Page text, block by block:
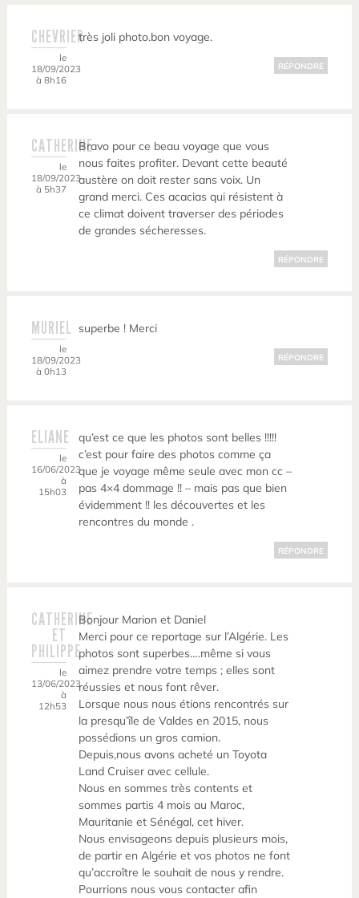
CHEVRIER
le
18/09/2023
à 8h16
très joli photo.bon voyage.
RÉPONDRE
CATHERINE
le
18/09/2023
à 5h37
Bravo pour ce beau voyage que vous
nous faites profiter. Devant cette beauté
austère on doit rester sans voix. Un
grand merci. Ces acacias qui résistent à
ce climat doivent traverser des périodes
de grandes sécheresses.
RÉPONDRE
MURIEL
le
18/09/2023
à 0h13
superbe ! Merci
RÉPONDRE
ELIANE
le
16/06/2023
à
15h03
qu’est ce que les photos sont belles !!!!!
c’est pour faire des photos comme ça
que je voyage même seule avec mon cc –
pas 4×4 dommage !! – mais pas que bien
évidemment !! les découvertes et les
rencontres du monde .
RÉPONDRE
CATHERINE
ET
PHILIPPE
le
13/06/2023
à
12h53
Bonjour Marion et Daniel
Merci pour ce reportage sur l’Algérie. Les
photos sont superbes….même si vous
aimez prendre votre temps ; elles sont
réussies et nous font rêver.
Lorsque nous nous étions rencontrés sur
la presqu’île de Valdes en 2015, nous
possédions un gros camion.
Depuis,nous avons acheté un Toyota
Land Cruiser avec cellule.
Nous en sommes très contents et
sommes partis 4 mois au Maroc,
Mauritanie et Sénégal, cet hiver.
Nous envisageons depuis plusieurs mois,
de partir en Algérie et vos photos ne font
qu’accroître le souhait de nous y rendre.
Pourrions nous vous contacter afin